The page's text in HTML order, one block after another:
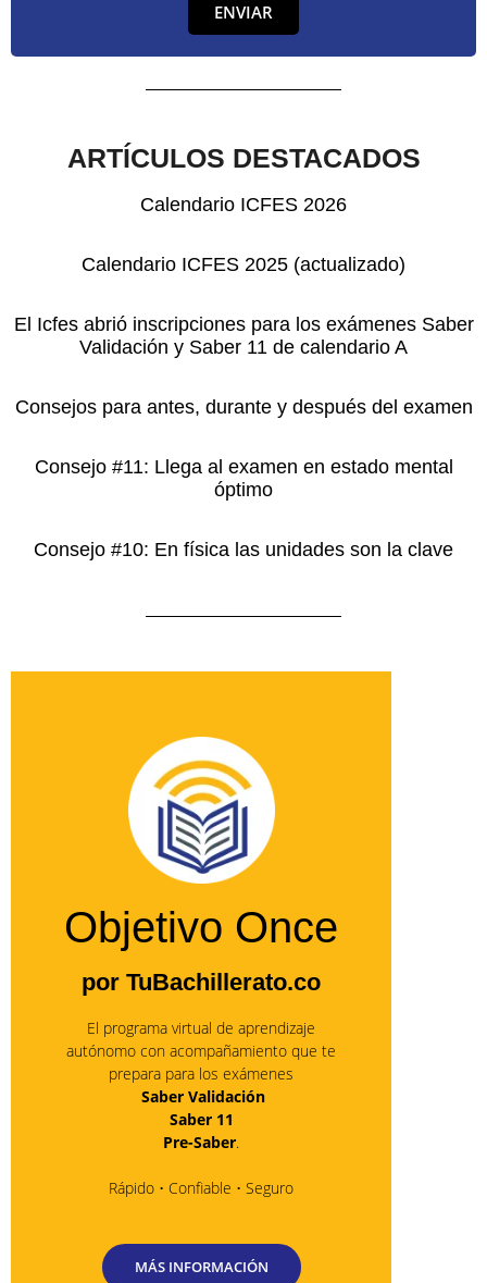
ENVIAR
ARTÍCULOS DESTACADOS
Calendario ICFES 2026
Calendario ICFES 2025 (actualizado)
El Icfes abrió inscripciones para los exámenes Saber
Validación y Saber 11 de calendario A
Consejos para antes, durante y después del examen
Consejo #11: Llega al examen en estado mental
óptimo
Consejo #10: En física las unidades son la clave
Objetivo Once
por TuBachillerato.co
El programa virtual de aprendizaje
autónomo con acompañamiento que te
prepara para los exámenes
Saber Validación
Saber 11
Pre-Saber.
Rápido • Confiable • Seguro
MÁS INFORMACIÓN